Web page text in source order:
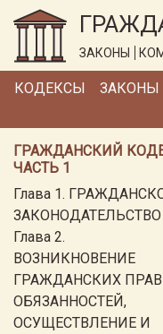
ЗАКОНЫ
КОДЕКСЫ ЗАКОНЫ
ГРАЖДАНСКИЙ
ЧАСТЬ 1
Глава 1.
ЗАКОНОДАТЕЛЬСТВО
Глава 2.
ВОЗНИКНОВЕНИЕ
ГРАЖДАНСКИХ
ОБЯЗАННОСТЕЙ,
ОСУЩЕСТВЛЕНИЕ И